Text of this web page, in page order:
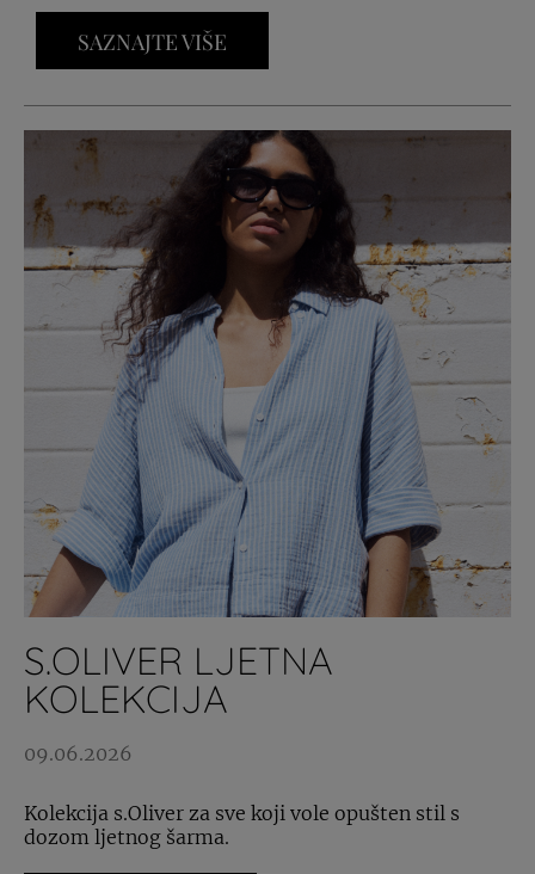
SAZNAJTE VIŠE
S.OLIVER LJETNA
KOLEKCIJA
09.06.2026
Kolekcija s.Oliver za sve koji vole opušten stil s
dozom ljetnog šarma.